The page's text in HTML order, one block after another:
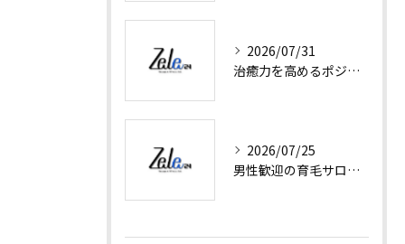
2026/07/31
治癒力を高めるポジティブ思考と日常で実践できる方法を徹底解説
2026/07/25
男性歓迎の育毛サロンで抜け毛対策と髪ボリューム回復